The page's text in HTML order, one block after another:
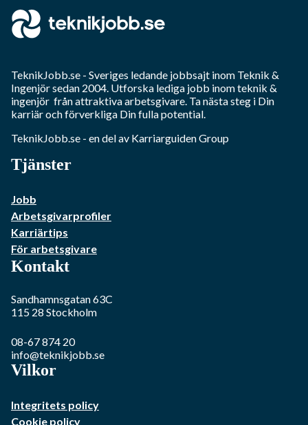
TeknikJobb.se - Sveriges ledande jobbsajt inom Teknik &
Ingenjörsedan 2004. Utforska lediga jobb inomteknik &
ingenjör från attraktiva arbetsgivare. Ta nästa steg i Din
karriär och förverkliga Din fulla potential.
TeknikJobb.se - en del av Karriarguiden Group
Tjänster
Jobb
Arbetsgivarprofiler
Karriärtips
För arbetsgivare
Kontakt
Sandhamnsgatan 63C
115 28 Stockholm
08-67 874 20
info@teknikjobb.se
Vilkor
Integritets policy
Cookie policy